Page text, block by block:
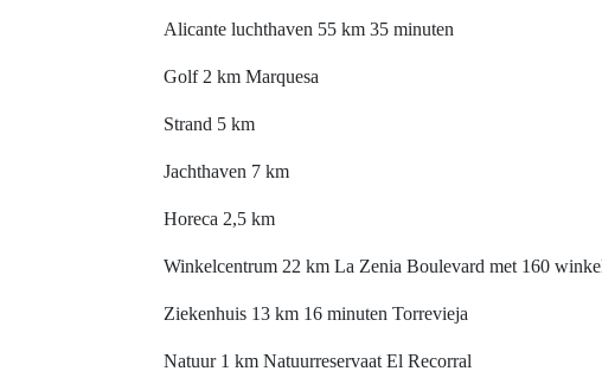
Alicante luchthaven 55 km 35 minuten
Golf 2 km Marquesa
Strand 5 km
Jachthaven 7 km
Horeca 2,5 km
Winkelcentrum 22 km La Zenia Boulevard met 160
Ziekenhuis 13 km 16 minuten Torrevieja
Natuur 1 km Natuurreservaat El Recorral